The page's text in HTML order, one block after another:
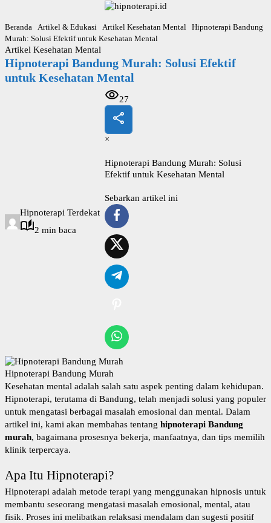
Beranda Artikel & Edukasi Artikel Kesehatan Mental
Hipnoterapi Bandung
Murah: Solusi Efektif untuk Kesehatan Mental
Artikel Kesehatan Mental
Hipnoterapi Bandung Murah: Solusi Efektif
untuk Kesehatan Mental
Hipnoterapi Terdekat
2 min baca
27
×
Hipnoterapi Bandung Murah: Solusi
Efektif untuk Kesehatan Mental
Sebarkan artikel ini
Hipnoterapi Bandung Murah
Kesehatan mental adalah salah satu aspek penting dalam kehidupan.
Hipnoterapi, terutama di Bandung, telah menjadi solusi yang populer
untuk mengatasi berbagai masalah emosional dan mental. Dalam
artikel ini, kami akan membahas tentang hipnoterapi Bandung
murah, bagaimana prosesnya bekerja, manfaatnya, dan tips memilih
klinik terpercaya.
Apa Itu Hipnoterapi?
Hipnoterapi adalah metode terapi yang menggunakan hipnosis untuk
membantu seseorang mengatasi masalah emosional, mental, atau
fisik. Proses ini melibatkan relaksasi mendalam dan sugesti positif